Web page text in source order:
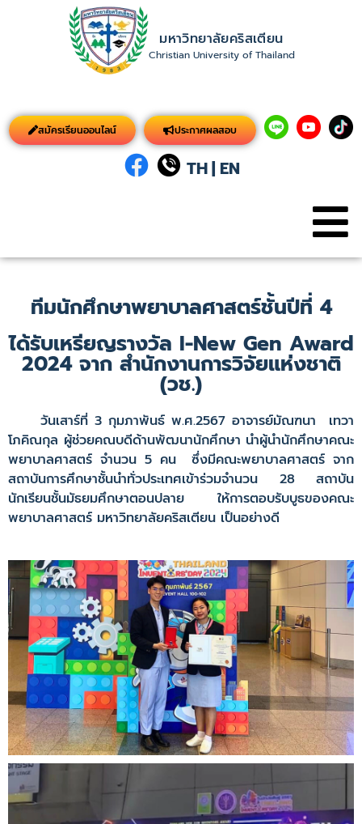
มหาวิทยาลัยคริสเตียน
Christian University of Thailand
สมัครเรียนออนไลน์ ประกาศผลสอบ
TH| EN
ทีมนักศึกษาพยาบาลศาสตร์ชั้นปีที่ 4
ได้รับเหรียญรางวัล I-New Gen Award
2024 จาก สำนักงานการวิจัยแห่งชาติ
(วช.)
วันเสาร์ที่ 3 กุมภาพันธ์ พ.ศ.2567 อาจารย์มัณฑนา เทวา
โภคิณกุล ผู้ช่วยคณบดีด้านพัฒนานักศึกษา นำผู้นำนักศึกษาคณะ
พยาบาลศาสตร์ จำนวน 5 คน ซึ่งมีคณะพยาบาลศาสตร์ จาก
สถาบันการศึกษาชั้นนำทั่วประเทศเข้าร่วมจำนวน 28 สถาบัน
นักเรียนชั้นมัธยมศึกษาตอนปลาย ให้การตอบรับบูธของคณะ
พยาบาลศาสตร์ มหาวิทยาลัยคริสเตียน เป็นอย่างดี